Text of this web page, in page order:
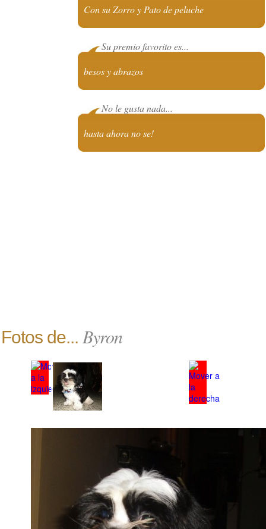
Con su Zorro y Pato de peluche
Su premio favorito es...
besos y abrazos
No le gusta nada...
hasta ahora no se!
Fotos de... Byron